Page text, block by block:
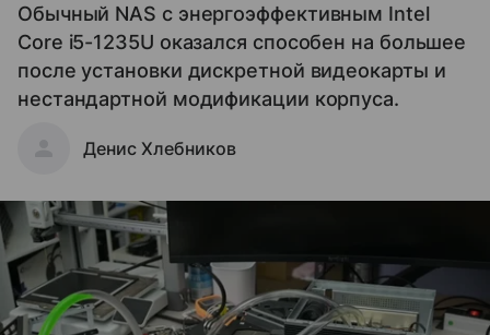
Обычный NAS с энергоэффективным Intel
Core i5-1235U оказался способен на большее
после установки дискретной видеокарты и
нестандартной модификации корпуса.
Денис Хлебников